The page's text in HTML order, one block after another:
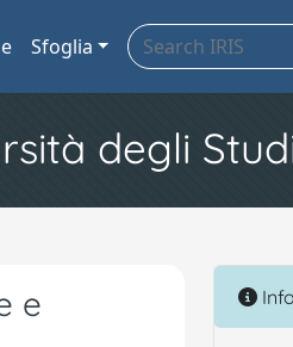
Sfoglia
degli
e